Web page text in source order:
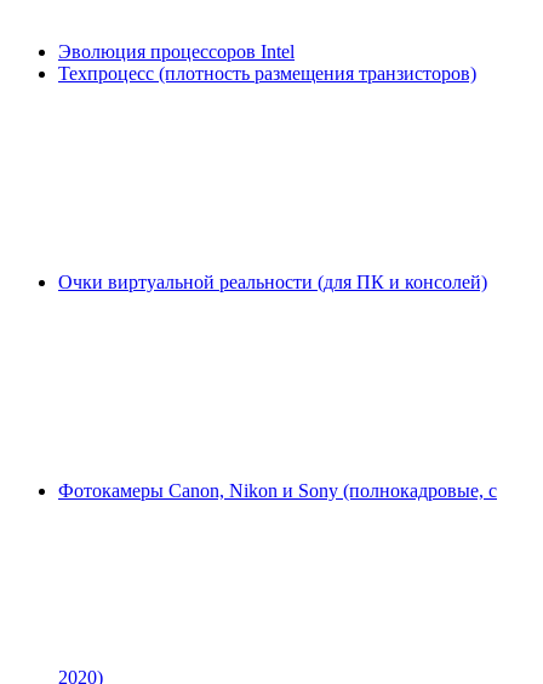
Эволюция процессоров Intel
Техпроцесс (плотность размещения транзисторов)
Очки виртуальной реальности (для ПК и консолей)
Фотокамеры Canon, Nikon и Sony (полнокадровые, с
2020)